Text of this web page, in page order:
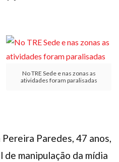
No TRE Sede e nas zonas as
atividades foram paralisadas
Paredes, 47 anos,
manipulação da mídia